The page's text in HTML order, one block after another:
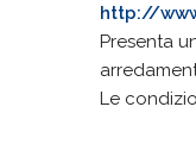
http://
Presenta
Le